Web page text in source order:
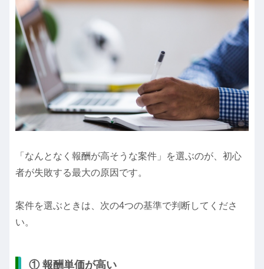
「なんとなく報酬が高そうな案件」を選ぶのが、初心
者が失敗する最大の原因です。
案件を選ぶときは、次の4つの基準で判断してくださ
い。
① 報酬単価が高い